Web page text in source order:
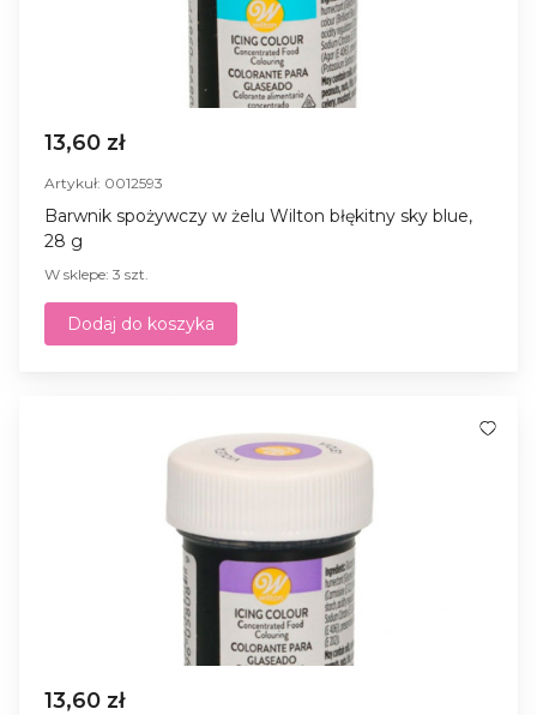
13,60 zł
Artykuł: 0012593
Barwnik spożywczy w żelu Wilton błękitny sky blue,
28 g
W sklepe: 3 szt.
Dodaj do koszyka
13,60 zł